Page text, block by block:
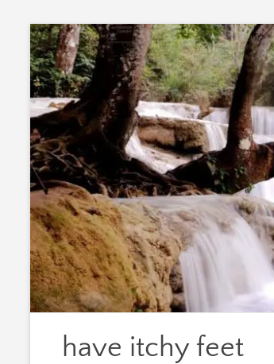
Zum
Inhalt
springen
have itchy feet